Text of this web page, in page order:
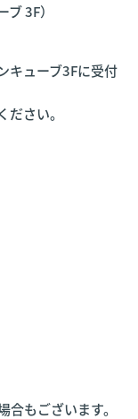
3F）
キューブ3Fに受付
さい。
もございます。